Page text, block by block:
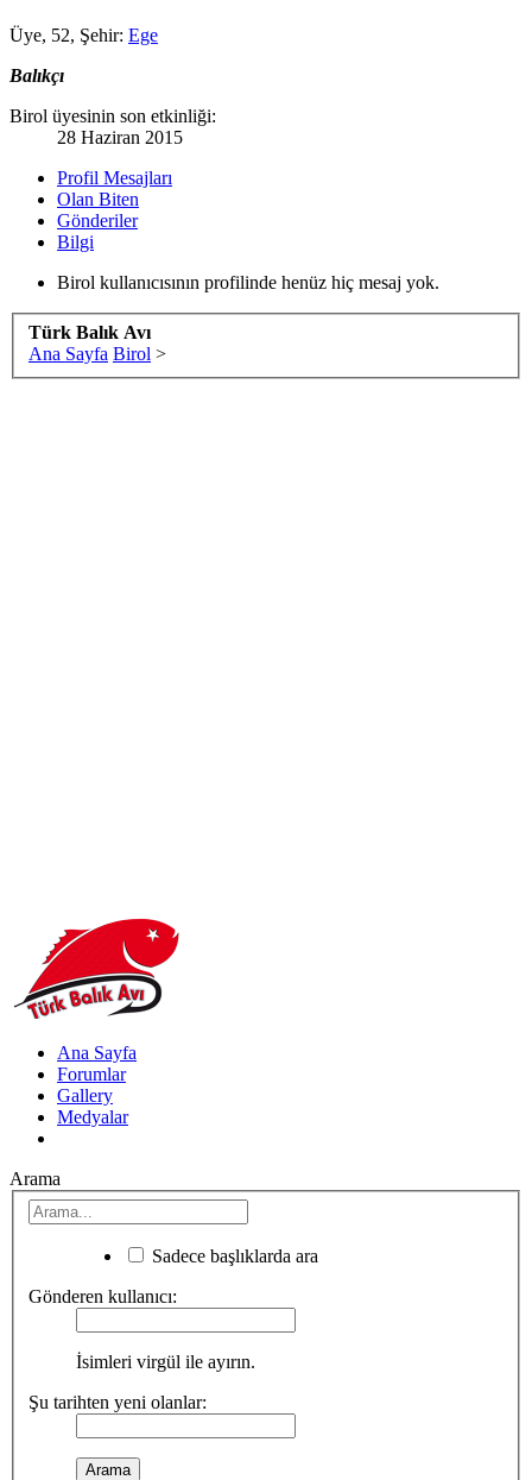
Üye, 52, Şehir: Ege
Balıkçı
Birol üyesinin son etkinliği:
28 Haziran 2015
Profil Mesajları
Olan Biten
Gönderiler
Bilgi
Birol kullanıcısının profilinde henüz hiç mesaj yok.
Türk Balık Avı
Ana Sayfa Birol >
Ana Sayfa
Forumlar
Gallery
Medyalar
Arama
Sadece başlıklarda ara
Gönderen kullanıcı:
İsimleri virgül ile ayırın.
Şu tarihten yeni olanlar: